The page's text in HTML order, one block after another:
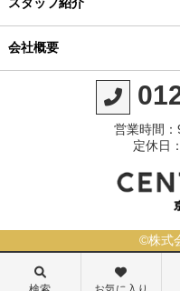
会社概要
営業時間
定休日
©株式